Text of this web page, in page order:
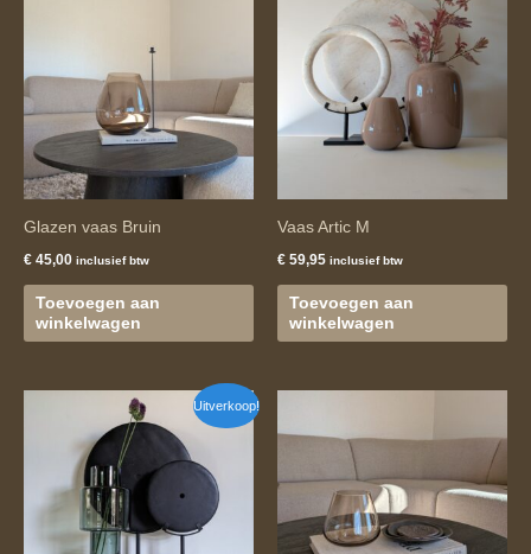
Glazen vaas Bruin
€ 45,00 inclusief btw
Toevoegen aan
winkelwagen
Vaas Artic M
€ 59,95 inclusief btw
Toevoegen aan
winkelwagen
Uitverkoop!
Oorspronkelijke
was:
€ 79,95.
Huidige
prijs
is:
€ 59,95.